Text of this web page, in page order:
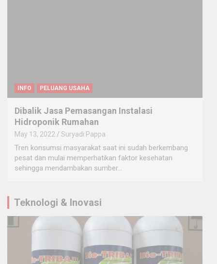
INFO PELUANG USAHA
Dibalik Jasa Pemasangan Instalasi
Hidroponik Rumahan
May 13, 2022 Suryadi Pappa
Tren konsumsi masyarakat saat ini sudah berkembang
pesat dan mulai memperhatikan faktor kesehatan
sehingga mendambakan sumber…
Teknologi & Inovasi